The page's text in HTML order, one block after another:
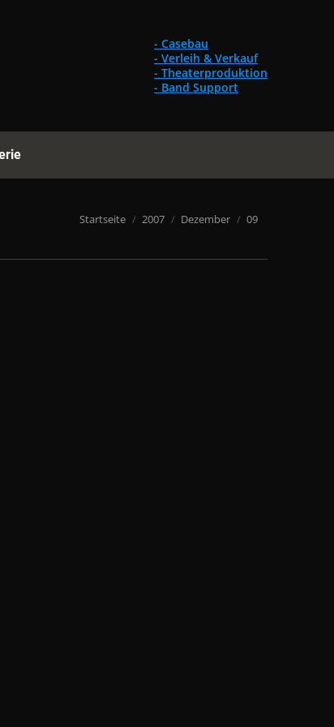
- Casebau
- Verleih & Verkauf
- Theaterproduktion
- Band Support
Du bist hier:
Startseite 2007 Dezember 09